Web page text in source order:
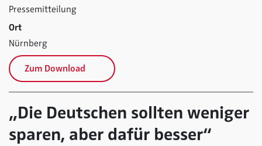
Pressemitteilung
Ort
Nürnberg
Zum Download
„Die Deutschen sollten weniger
sparen, aber dafür besser“